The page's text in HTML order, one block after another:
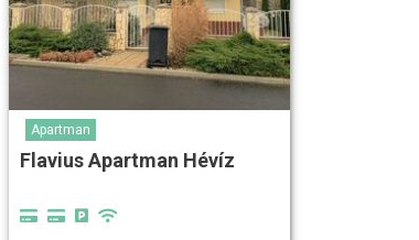
Apartman
Flavius Apartman Hévíz